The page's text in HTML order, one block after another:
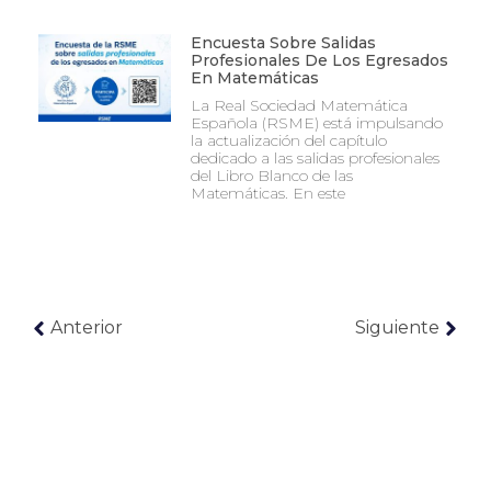
Encuesta Sobre Salidas
Profesionales De Los Egresados
En Matemáticas
La Real Sociedad Matemática
Española (RSME) está impulsando
la actualización del capítulo
dedicado a las salidas profesionales
del Libro Blanco de las
Matemáticas. En este
Anterior Siguiente